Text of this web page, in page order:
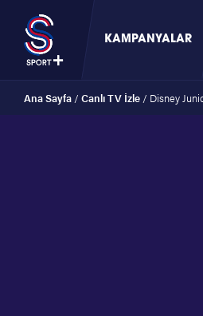
KAMPANYALAR
Ana Sayfa /Canlı TV İzle / Disney